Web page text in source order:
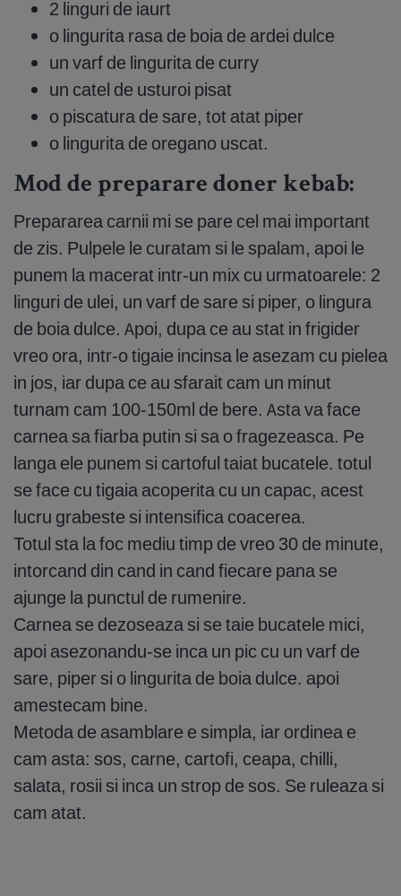
2 linguri de iaurt
o lingurita rasa de boia de ardei dulce
un varf de lingurita de curry
un catel de usturoi pisat
o piscatura de sare, tot atat piper
o lingurita de oregano uscat.
Mod de preparare doner kebab:
Prepararea carnii mi se pare cel mai important
de zis. Pulpele le curatam si le spalam, apoi le
punem la macerat intr-un mix cu urmatoarele: 2
linguri de ulei, un varf de sare si piper, o lingura
de boia dulce. Apoi, dupa ce au stat in frigider
vreo ora, intr-o tigaie incinsa le asezam cu pielea
in jos, iar dupa ce au sfarait cam un minut
turnam cam 100-150ml de bere. Asta va face
carnea sa fiarba putin si sa o fragezeasca. Pe
langa ele punem si cartoful taiat bucatele. totul
se face cu tigaia acoperita cu un capac, acest
lucru grabeste si intensifica coacerea.
Totul sta la foc mediu timp de vreo 30 de minute,
intorcand din cand in cand fiecare pana se
ajunge la punctul de rumenire.
Carnea se dezoseaza si se taie bucatele mici,
apoi asezonandu-se inca un pic cu un varf de
sare, piper si o lingurita de boia dulce. apoi
amestecam bine.
Metoda de asamblare e simpla, iar ordinea e
cam asta: sos, carne, cartofi, ceapa, chilli,
salata, rosii si inca un strop de sos. Se ruleaza si
cam atat.